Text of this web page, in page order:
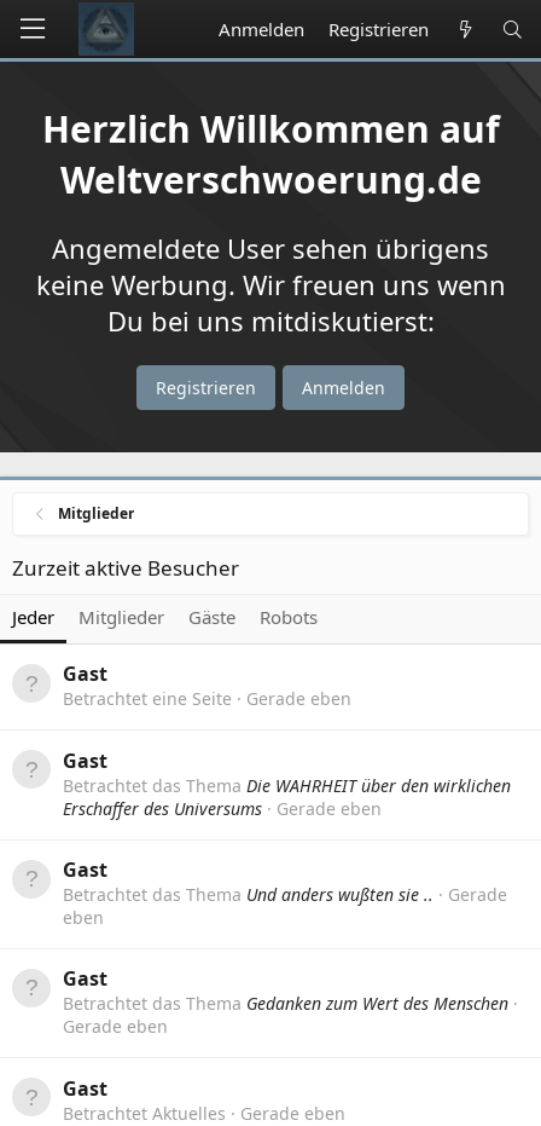
Anmelden Registrieren
Herzlich Willkommen auf
Weltverschwoerung.de
Angemeldete User sehen übrigens
keine Werbung. Wir freuen uns wenn
Du bei uns mitdiskutierst:
Registrieren Anmelden
Mitglieder
Zurzeit aktive Besucher
Jeder Mitglieder Gäste Robots
Gast
Betrachtet eine Seite Gerade eben
Gast
Betrachtet das Thema Die WAHRHEIT über den wirklichen
Erschaffer des Universums
Gerade eben
Gast
Betrachtet das Thema Und anders wußten sie ..
Gerade
eben
Gast
Betrachtet das Thema Gedanken zum Wert des Menschen
Gerade eben
Gast
Betrachtet Aktuelles Gerade eben